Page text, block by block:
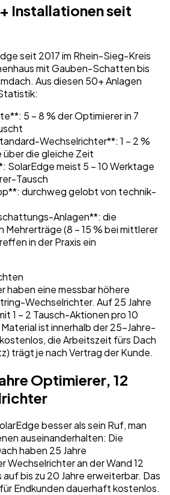
Installationen seit
seit 2017 im Rhein-Sieg-Kreis
mit Gauben-Schatten bis
Aus diesen 50+ Anlagen
5 – 8 % der Optimierer in 7
Wechselrichter**: 1 – 2 %
die gleiche Zeit
SolarEdge meist 5 – 10 Werktage
Tausch
durchweg gelobt von technik-
Anlagen**: die
(8 – 15 % bei mittlerer
in der Praxis ein
haben eine messbar höhere
Wechselrichter. Auf 25 Jahre
1 – 2 Tausch-Aktionen pro 10
ist innerhalb der 25-Jahre-
die Arbeitszeit fürs Dach
trägt je nach Vertrag der Kunde.
Optimierer, 12
besser als sein Ruf, man
auseinanderhalten: Die
haben 25 Jahre
Wechselrichter an der Wand 12
bis zu 20 Jahre erweiterbar. Das
Endkunden dauerhaft kostenlos.